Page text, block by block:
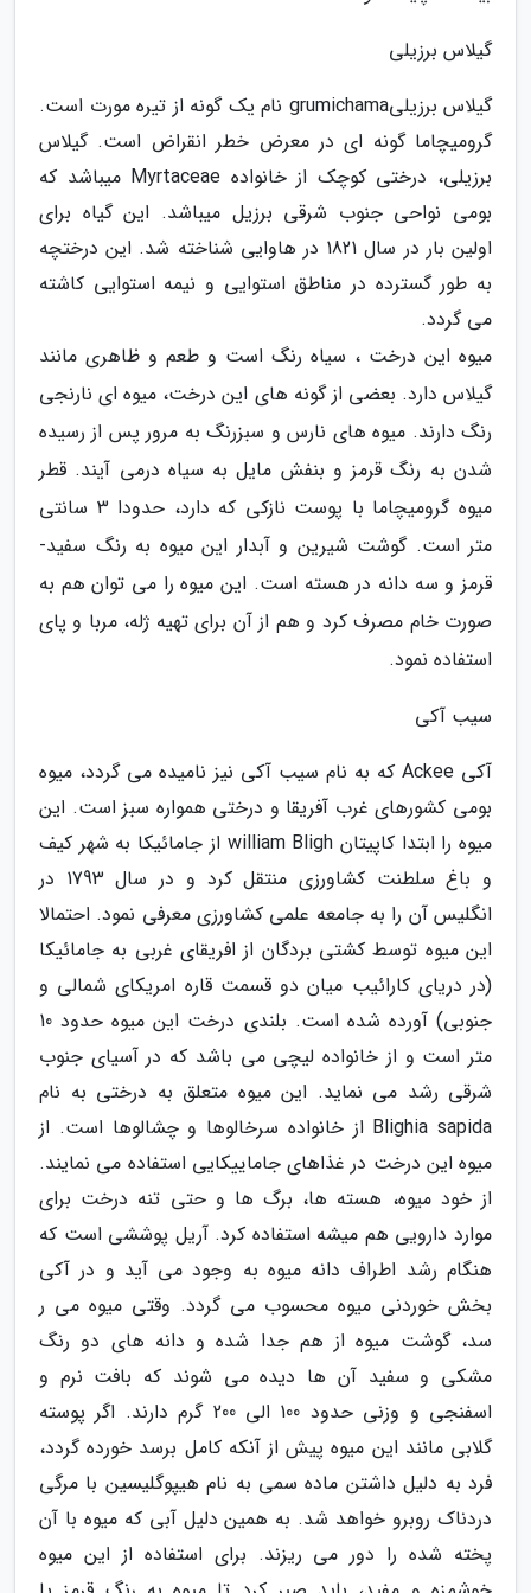
گیلاس برزیلی
گیلاس برزیلیgrumichama نام یک گونه از تیره مورت است.
گرومیچاما گونه ای در معرض خطر انقراض است. گیلاس
برزیلی، درختی کوچک از خانواده Myrtaceae میباشد که
بومی نواحی جنوب شرقی برزیل میباشد. این گیاه برای
اولین بار در سال 1821 در هاوایی شناخته شد. این درختچه
به طور گسترده در مناطق استوایی و نیمه استوایی کاشته
می گردد.
میوه این درخت ، سیاه رنگ است و طعم و ظاهری مانند
گیلاس دارد. بعضی از گونه های این درخت، میوه ای نارنجی
رنگ دارند. میوه های نارس و سبزرنگ به مرور پس از رسیده
شدن به رنگ قرمز و بنفش مایل به سیاه درمی آیند. قطر
میوه گرومیچاما با پوست نازکی که دارد، حدودا 3 سانتی
متر است. گوشت شیرین و آبدار این میوه به رنگ سفید-
قرمز و سه دانه در هسته است. این میوه را می توان هم به
صورت خام مصرف کرد و هم از آن برای تهیه ژله، مربا و پای
استفاده نمود.
سیب آکی
آکی Ackee که به نام سیب آکی نیز نامیده می گردد، میوه
بومی کشورهای غرب آفریقا و درختی همواره سبز است. این
میوه را ابتدا کاپیتان william Bligh از جامائیکا به شهر کیف
و باغ سلطنت کشاورزی منتقل کرد و در سال 1793 در
انگلیس آن را به جامعه علمی کشاورزی معرفی نمود. احتمالا
این میوه توسط کشتی بردگان از افریقای غربی به جامائیکا
(در دریای کارائیب میان دو قسمت قاره امریکای شمالی و
جنوبی) آورده شده است. بلندی درخت این میوه حدود 10
متر است و از خانواده لیچی می باشد که در آسیای جنوب
شرقی رشد می نماید. این میوه متعلق به درختی به نام
Blighia sapida از خانواده سرخالوها و چشالوها است. از
میوه این درخت در غذاهای جاماییکایی استفاده می نمایند.
از خود میوه، هسته ها، برگ ها و حتی تنه درخت برای
موارد دارویی هم میشه استفاده کرد. آریل پوششی است که
هنگام رشد اطراف دانه میوه به وجود می آید و در آکی
بخش خوردنی میوه محسوب می گردد. وقتی میوه می ر
سد، گوشت میوه از هم جدا شده و دانه های دو رنگ
مشکی و سفید آن ها دیده می شوند که بافت نرم و
اسفنجی و وزنی حدود 100 الی 200 گرم دارند. اگر پوسته
گلابی مانند این میوه پیش از آنکه کامل برسد خورده گردد،
فرد به دلیل داشتن ماده سمی به نام هیپوگلیسین با مرگی
دردناک روبرو خواهد شد. به همین دلیل آبی که میوه با آن
پخته شده را دور می ریزند. برای استفاده از این میوه